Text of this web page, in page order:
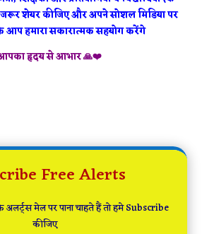
जरूर शेयर कीजिए और अपने सोशल मिडिया पर
हमारा सकारात्मक सहयोग करेंगे
हृदय से आभार 🙏❤️
Free Alerts
मेल पर पाना चाहते हैं तो हमे Subscribe
कीजिए